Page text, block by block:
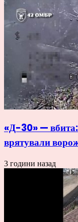
«Д-30» — вбита:
врятували
3 години назад